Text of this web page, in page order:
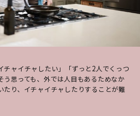
チャイチャしたい」「ずっと2人でくっつ
う思っても、外では人目もあるためなか
たり、イチャイチャしたりすることが難